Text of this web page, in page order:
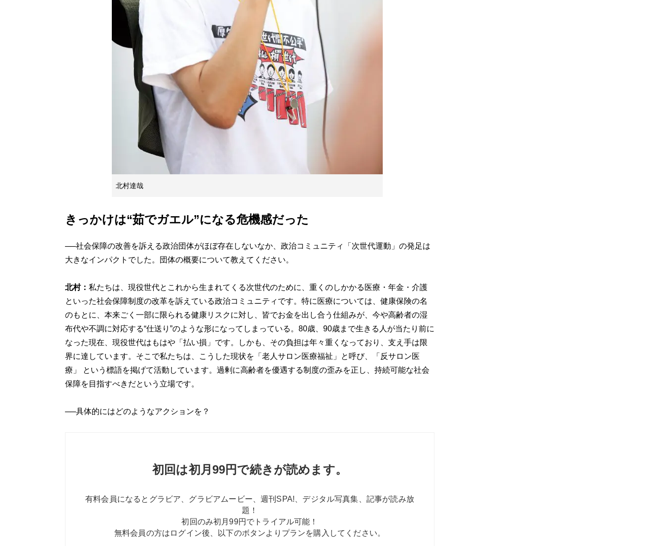
北村達哉
きっかけは“茹でガエル”になる危機感だった
──社会保障の改善を訴える政治団体がほぼ存在しないなか、政治コミュニティ「次世代運動」の発足は
大きなインパクトでした。団体の概要について教えてください。
北村： 私たちは、現役世代とこれから生まれてくる次世代のために、重くのしかかる医療・年金・介護
といった社会保障制度の改革を訴えている政治コミュニティです。特に医療については、健康保険の名
のもとに、本来ごく一部に限られる健康リスクに対し、皆でお金を出し合う仕組みが、今や高齢者の湿
布代や不調に対応する“仕送り”のような形になってしまっている。80歳、90歳まで生きる人が当たり前に
なった現在、現役世代はもはや「払い損」です。しかも、その負担は年々重くなっており、支え手は限
界に達しています。そこで私たちは、こうした現状を「老人サロン医療福祉」と呼び、「反サロン医
療」 という標語を掲げて活動しています。過剰に高齢者を優遇する制度の歪みを正し、持続可能な社会
保障を目指すべきだという立場です。
──具体的にはどのようなアクションを？